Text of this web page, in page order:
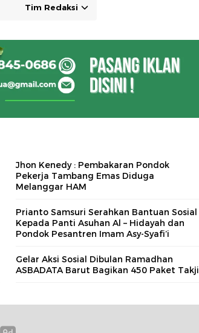
Tim Redaksi
Jhon Kenedy : Pembakaran Pondok
Pekerja Tambang Emas Diduga
Melanggar HAM
Prianto Samsuri Serahkan Bantuan Sosial
Kepada Panti Asuhan Al – Hidayah dan
Pondok Pesantren Imam Asy-Syafi’i
Gelar Aksi Sosial Dibulan Ramadhan
ASBADATA Barut Bagikan 450 Paket Takjil